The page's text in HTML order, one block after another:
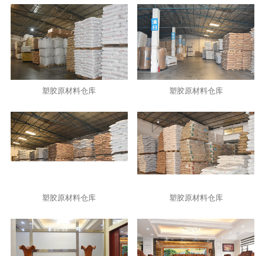
塑胶原材料仓库 塑胶原材料仓库
塑胶原材料仓库 塑胶原材料仓库